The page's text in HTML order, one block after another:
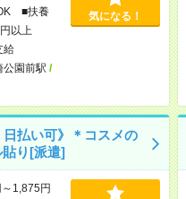
■扶養
以上
給
公園前駅 /
気になる！
日払い可》＊コスメの
り[派遣]
1,875円